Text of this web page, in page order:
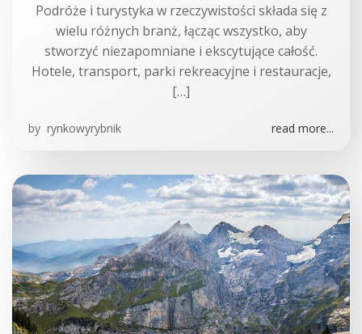
Podróże i turystyka w rzeczywistości składa się z
wielu różnych branż, łącząc wszystko, aby
stworzyć niezapomniane i ekscytujące całość.
Hotele, transport, parki rekreacyjne i restauracje,
[…]
by rynkowyrybnik read more...